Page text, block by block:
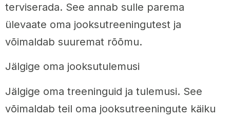
terviserada. See annab sulle parema
ülevaate oma jooksutreeningutest ja
võimaldab suuremat rõõmu.
Jälgige oma jooksutulemusi
Jälgige oma treeninguid ja tulemusi. See
võimaldab teil oma jooksutreeningute käiku